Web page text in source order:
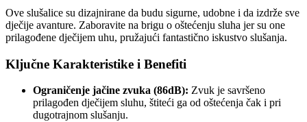
Ove slušalice su dizajnirane da budu sigurne, udobne i da izdrže sve
dječije avanture. Zaboravite na brigu o oštećenju sluha jer su one
prilagođene dječijem uhu, pružajući fantastično iskustvo slušanja.
Ključne Karakteristike i Benefiti
Ograničenje jačine zvuka (86dB): Zvuk je savršeno
prilagođen dječijem sluhu, štiteći ga od oštećenja čak i pri
dugotrajnom slušanju.